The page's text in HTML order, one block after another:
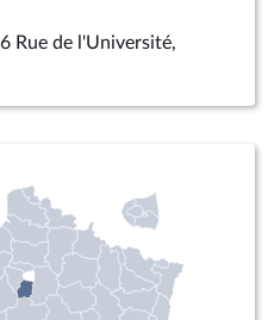
Rue de l'Université,